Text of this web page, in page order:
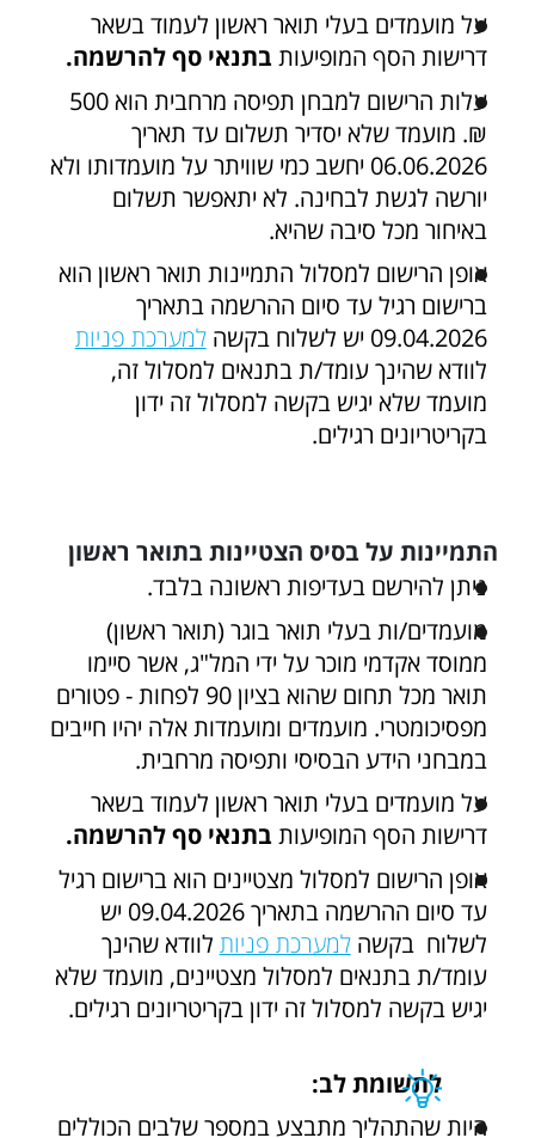
על מועמדים בעלי תואר ראשון לעמוד בשאר
דרישות הסף המופיעות בתנאי סף להרשמה.
עלות הרישום למבחן תפיסה מרחבית הוא 500
₪. מועמד שלא יסדיר תשלום עד תאריך
06.06.2026 יחשב כמי שוויתר על מועמדותו ולא
יורשה לגשת לבחינה. לא יתאפשר תשלום
באיחור מכל סיבה שהיא.
אופן הרישום למסלול התמיינות תואר ראשון הוא
ברישום רגיל עד סיום ההרשמה בתאריך
09.04.2026 יש לשלוח בקשה
למערכת פניות
לוודא שהינך עומד/ת בתנאים למסלול זה,
מועמד שלא יגיש בקשה למסלול זה ידון
בקריטריונים רגילים.
התמיינות על בסיס הצטיינות בתואר ראשון
ניתן להירשם בעדיפות ראשונה בלבד.
מועמדים/ות בעלי תואר בוגר (תואר ראשון)
ממוסד אקדמי מוכר על ידי המל"ג, אשר סיימו
תואר מכל תחום שהוא בציון 90 לפחות - פטורים
מפסיכומטרי. מועמדים ומועמדות אלה יהיו חייבים
במבחני הידע הבסיסי ותפיסה מרחבית.
על מועמדים בעלי תואר ראשון לעמוד בשאר
דרישות הסף המופיעות בתנאי סף להרשמה.
אופן הרישום למסלול מצטיינים הוא ברישום רגיל
עד סיום ההרשמה בתאריך 09.04.2026 יש
לשלוח בקשהלמערכת פניות לוודא שהינך
עומד/ת בתנאים למסלול מצטיינים, מועמד שלא
יגיש בקשה למסלול זה ידון בקריטריונים רגילים.
לתשומת לב:
היות שהתהליך מתבצע במספר שלבים הכוללים